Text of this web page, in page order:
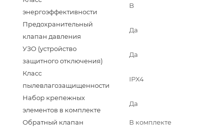
энергоэффективности
B
Предохранительный
клапан давления
Да
УЗО (устройство
защитного отключения)
Да
Класс
пылевлагозащищенности
IPX4
Набор крепежных
элементов в комплекте
Да
Обратный клапан
В комплекте